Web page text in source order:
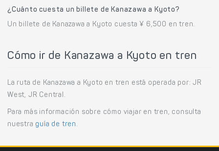
¿Cuánto cuesta un billete de Kanazawa a Kyoto?
Un billete de Kanazawa a Kyoto cuesta ¥ 6,500 en tren.
Cómo ir de Kanazawa a Kyoto en tren
La ruta de Kanazawa a Kyoto en tren está operada por: JR
West, JR Central.
Para más información sobre cómo viajar en tren, consulta
nuestra guía de tren .